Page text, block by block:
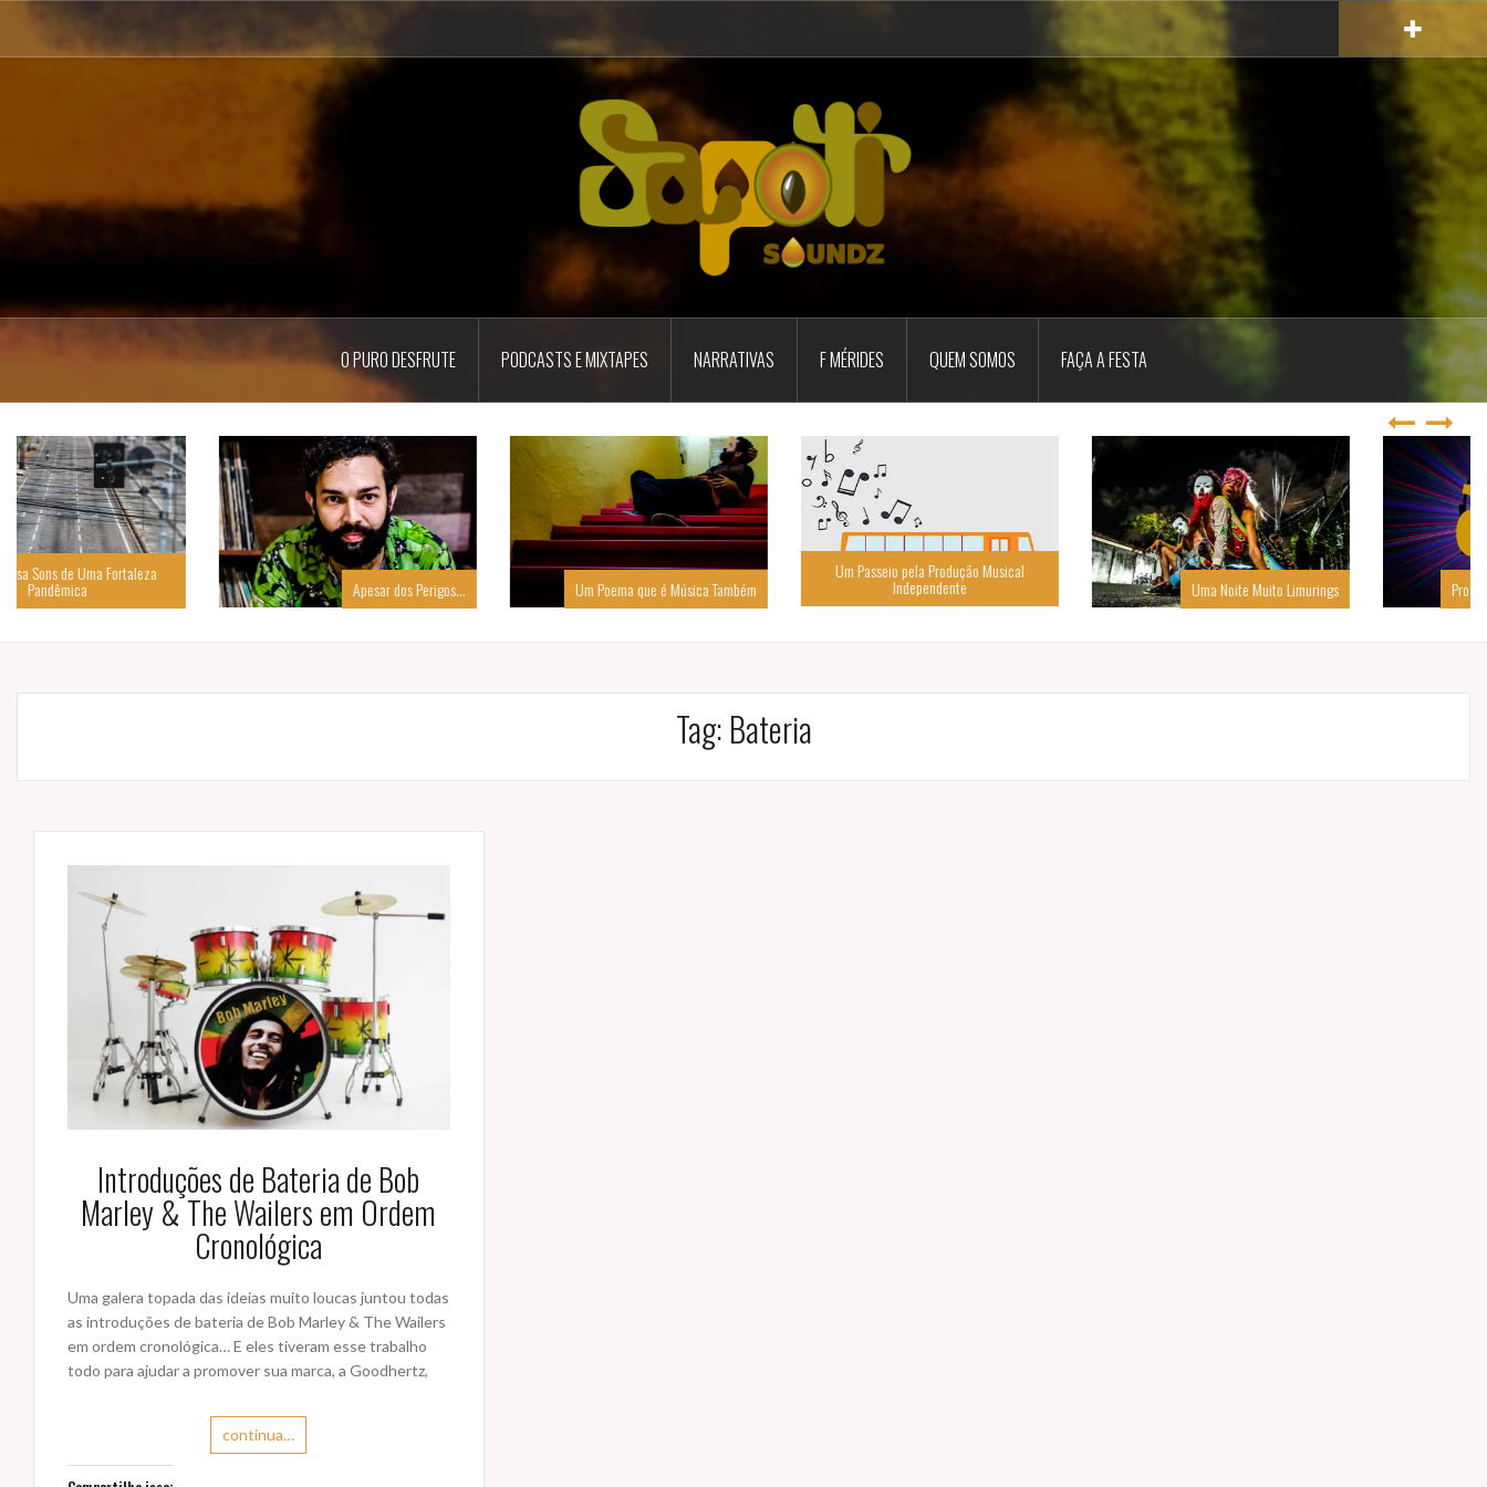
o
O PURO DESFRUTE PODCASTS E MIXTAPES NARRATIVAS F MÉRIDES QUEM SOMOS FAÇA A FESTA
Apesar dos Perigos… Um Poema que é Música Também
Um Passeio pela Produção Musical
Independente Uma Noite Muito Limurings Programação de Férias do Sapoti
Tag: Bateria
Introduções de Bateria de Bob
Marley & The Wailers em Ordem
Cronológica
Uma galera topada das ideias muito loucas juntou todas
as introduções de bateria de Bob Marley & The Wailers
em ordem cronológica… E eles tiveram esse trabalho
todo para ajudar a promover sua marca, a Goodhertz,
continua…